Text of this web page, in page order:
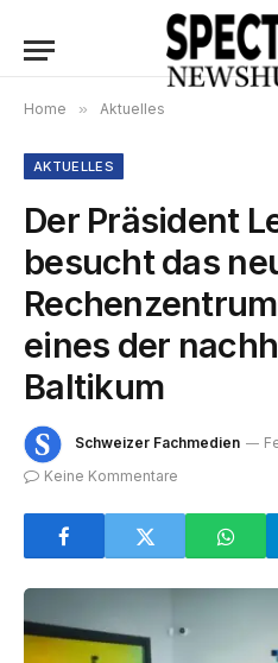
Home » Aktuelles
AKTUELLES
Der Präsident
besucht das
eines der
Baltikum
Schweizer Fachmedien
Keine Kommentare